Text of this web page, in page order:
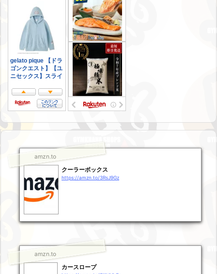
amzn.to
クーラーボックス
https://amzn.to/3RsJ9Gz
amzn.to
カースロープ